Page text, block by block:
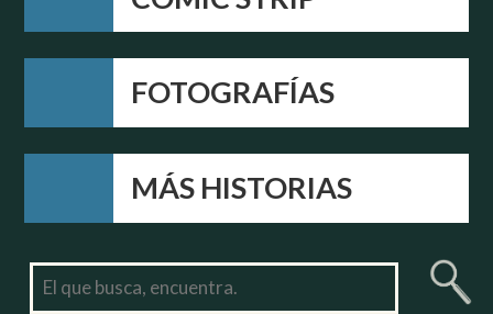
FOTOGRAFÍAS
MÁS HISTORIAS